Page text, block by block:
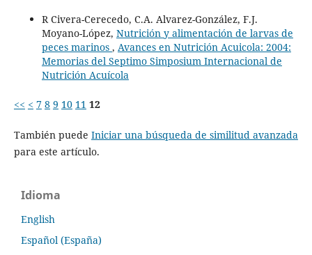
R Civera-Cerecedo, C.A. Alvarez-González, F.J.
Moyano-López, Nutrición y alimentación de larvas de
peces marinos , Avances en Nutrición Acuicola: 2004:
Memorias del Septimo Simposium Internacional de
Nutrición Acuícola
<< < 7 8 9 10 11 12
También puede Iniciar una búsqueda de similitud avanzada
para este artículo.
Idioma
English
Español (España)